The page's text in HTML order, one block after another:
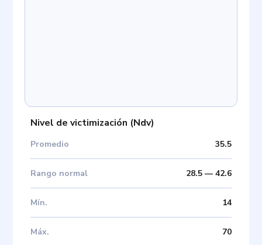
Nivel de victimización (Ndv)
Promedio 35.5
Rango normal 28.5— 42.6
Mín. 14
Máx. 70